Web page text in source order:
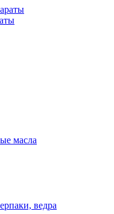
масла
ведра